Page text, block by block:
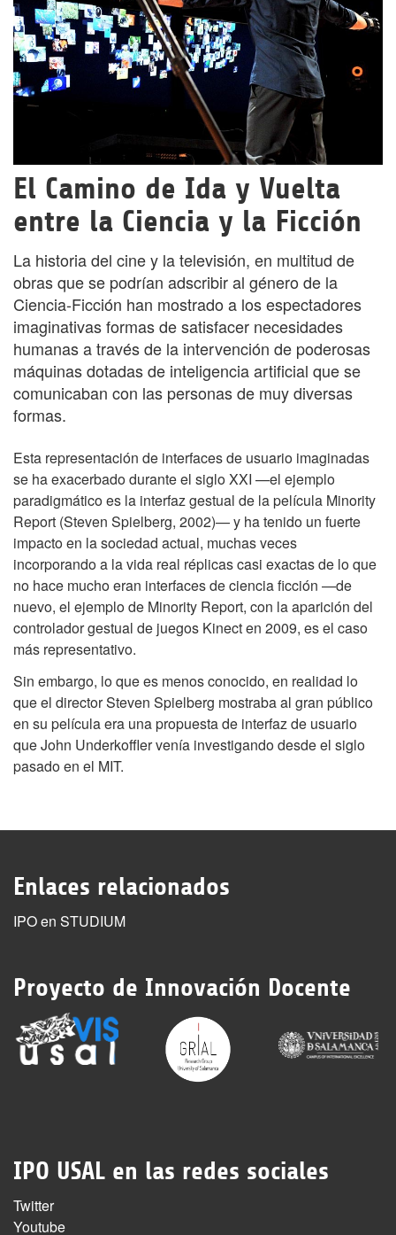
El Camino de Ida y Vuelta
entre la Ciencia y la Ficción
La historia del cine y la televisión, en multitud de
obras que se podrían adscribir al género de la
Ciencia-Ficción han mostrado a los espectadores
imaginativas formas de satisfacer necesidades
humanas a través de la intervención de poderosas
máquinas dotadas de inteligencia artificial que se
comunicaban con las personas de muy diversas
formas.
Esta representación de interfaces de usuario imaginadas
se ha exacerbado durante el siglo XXI —el ejemplo
paradigmático es la interfaz gestual de la película Minority
Report (Steven Spielberg, 2002)— y ha tenido un fuerte
impacto en la sociedad actual, muchas veces
incorporando a la vida real réplicas casi exactas de lo que
no hace mucho eran interfaces de ciencia ficción —de
nuevo, el ejemplo de Minority Report, con la aparición del
controlador gestual de juegos Kinect en 2009, es el caso
más representativo.
Sin embargo, lo que es menos conocido, en realidad lo
que el director Steven Spielberg mostraba al gran público
en su película era una propuesta de interfaz de usuario
que John Underkoffler venía investigando desde el siglo
pasado en el MIT.
Enlaces relacionados
IPO en STUDIUM
Proyecto de Innovación Docente
IPO USAL en las redes sociales
Twitter
Youtube